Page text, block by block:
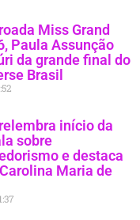
Miss Grand
Paula Assunção
da grande final do
Brasil
início da
sobre
e destaca
Maria de